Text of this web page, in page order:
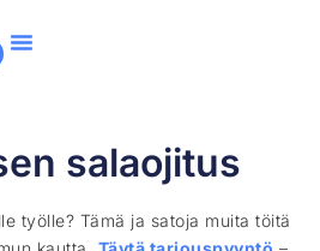
salaojitus
työlle? Tämä ja satoja muita töitä